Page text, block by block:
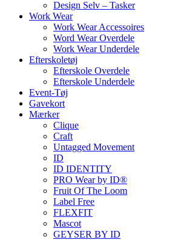
Design Selv – Tasker
Work Wear
Work Wear Accessoires
Word Wear Overdele
Work Wear Underdele
Efterskoletøj
Efterskole Overdele
Efterskole Underdele
Event-Tøj
Gavekort
Mærker
Clique
Craft
Untagged Movement
ID
ID IDENTITY
PRO Wear by ID®
Fruit Of The Loom
Label Free
FLEXFIT
Mascot
GEYSER BY ID